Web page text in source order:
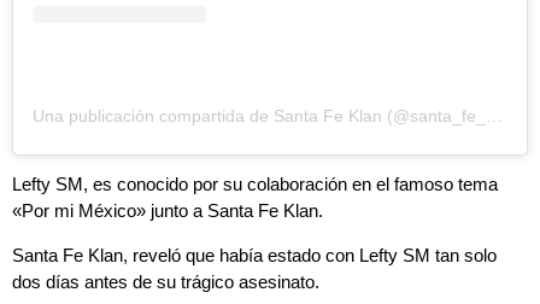
Lefty SM, es conocido por su colaboración en el famoso tema
«Por mi México» junto a Santa Fe Klan.
Santa Fe Klan, reveló que había estado con Lefty SM tan solo
dos días antes de su trágico asesinato.